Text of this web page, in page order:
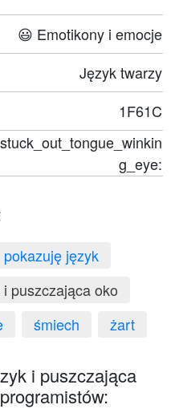
😃 Emotikony i emocje
Język twarzy
1F61C
g_eye:
pokazuję język
puszczająca oko
śmiech żart
i puszczająca